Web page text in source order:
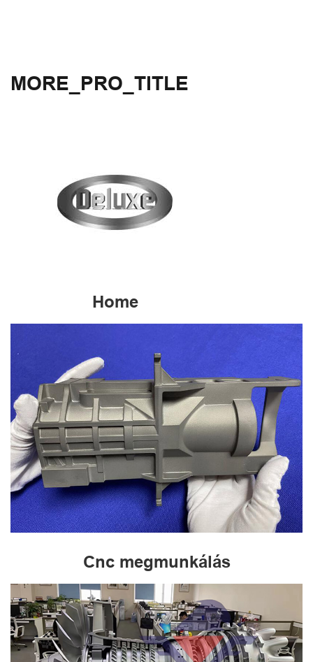
MORE_PRO_TITLE
Home
Cnc megmunkálás